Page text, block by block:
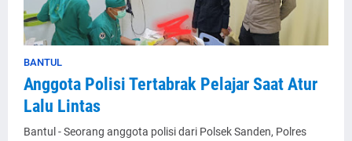
BANTUL
Anggota Polisi Tertabrak Pelajar Saat Atur
Lalu Lintas
Bantul - Seorang anggota polisi dari Polsek Sanden, Polres